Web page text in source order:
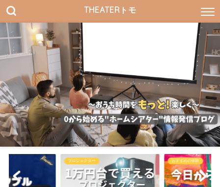
THEATERトモ
プロジェクター おすすめの体験